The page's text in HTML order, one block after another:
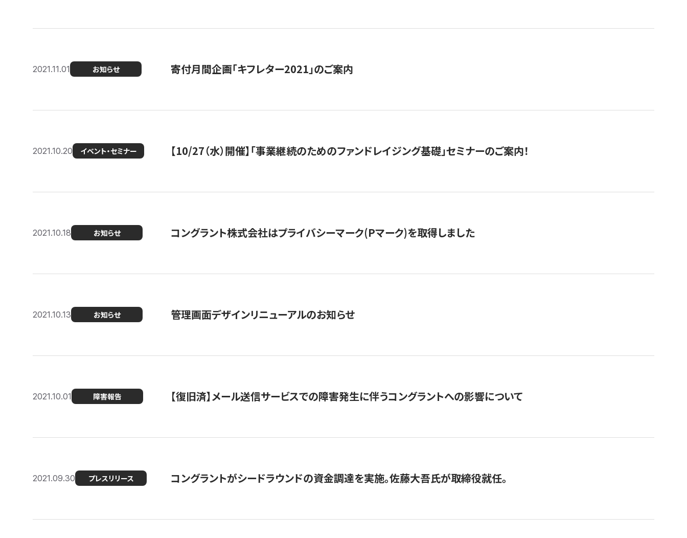
2021.11.01 お知らせ 寄付月間企画「キフレター2021」のご案内
2021.10.20 イベント・セミナー 【10/27（水）開催】「事業継続のためのファンドレイジング基礎」セミナーのご案内！
2021.10.18 お知らせ コングラント株式会社はプライバシーマーク(Pマーク)を取得しました
2021.10.13 お知らせ 管理画面デザインリニューアルのお知らせ
2021.10.01 障害報告 【復旧済】メール送信サービスでの障害発生に伴うコングラントへの影響について
2021.09.30 プレスリリース コングラントがシードラウンドの資金調達を実施。佐藤大吾氏が取締役就任。